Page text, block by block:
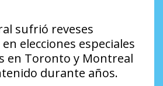
sufrió reveses
elecciones especiales
en Toronto y Montreal
durante años.